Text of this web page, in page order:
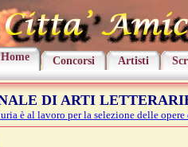
Artisti
Concorsi
Home
DI ARTI
è al lavoro per la selezione delle opere